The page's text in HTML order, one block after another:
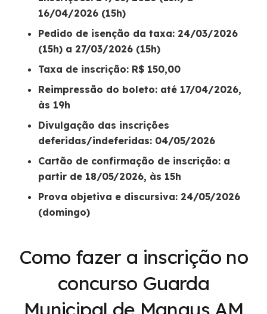
16/04/2026 (15h)
Pedido de isenção da taxa: 24/03/2026
(15h) a 27/03/2026 (15h)
Taxa de inscrição: R$ 150,00
Reimpressão do boleto: até 17/04/2026,
às 19h
Divulgação das inscrições
deferidas/indeferidas: 04/05/2026
Cartão de confirmação de inscrição: a
partir de 18/05/2026, às 15h
Prova objetiva e discursiva: 24/05/2026
(domingo)
Como fazer a inscrição no
concurso Guarda
Municipal de Manaus AM